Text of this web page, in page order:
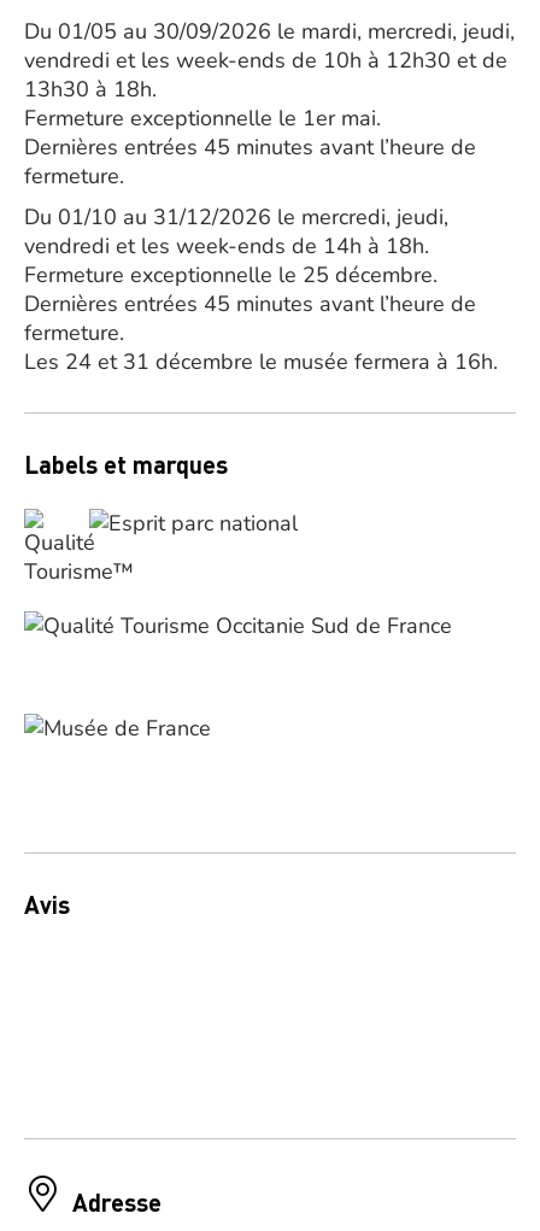
Du 01/05 au 30/09/2026 le mardi, mercredi, jeudi,
vendredi et les week-ends de 10h à 12h30 et de
13h30 à 18h.
Fermeture exceptionnelle le 1er mai.
Dernières entrées 45 minutes avant l’heure de
fermeture.
Du 01/10 au 31/12/2026 le mercredi, jeudi,
vendredi et les week-ends de 14h à 18h.
Fermeture exceptionnelle le 25 décembre.
Dernières entrées 45 minutes avant l’heure de
fermeture.
Les 24 et 31 décembre le musée fermera à 16h.
Labels et marques
Avis
Adresse